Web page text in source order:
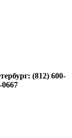
(812) 600-
0667